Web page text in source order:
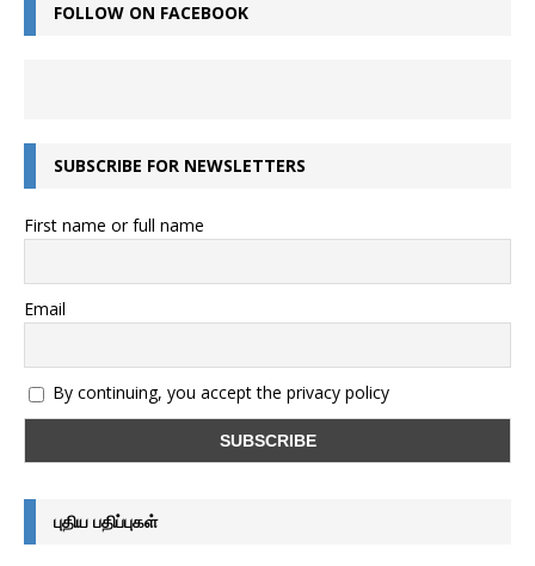
FOLLOW ON FACEBOOK
SUBSCRIBE FOR NEWSLETTERS
First name or full name
Email
By continuing, you accept the privacy policy
புதிய பதிப்புகள்